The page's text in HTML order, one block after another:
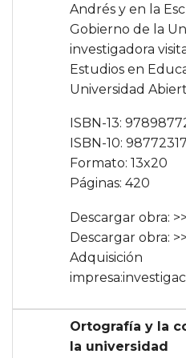
Andrés y en la
Gobierno de la
investigadora
Estudios en
Universidad
ISBN-13:
ISBN-10:
Formato: 13x20
Páginas: 420
Descargar obra:
Descargar obra:
Adquisición
impresa:
Ortografía y la
la universidad